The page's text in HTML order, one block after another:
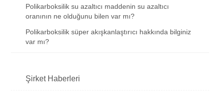
Polikarboksilik su azaltıcı maddenin su azaltıcı
oranının ne olduğunu bilen var mı?
Polikarboksilik süper akışkanlaştırıcı hakkında bilginiz
var mı?
Şirket Haberleri